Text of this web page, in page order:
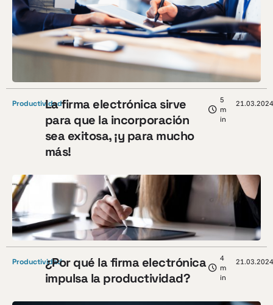
ProductividadLa firma electrónica sirve
para que la incorporación
sea exitosa, ¡y para mucho
más!
5
m
in
Productividad¿Por qué la firma electrónica
impulsa la productividad?
4
m
in